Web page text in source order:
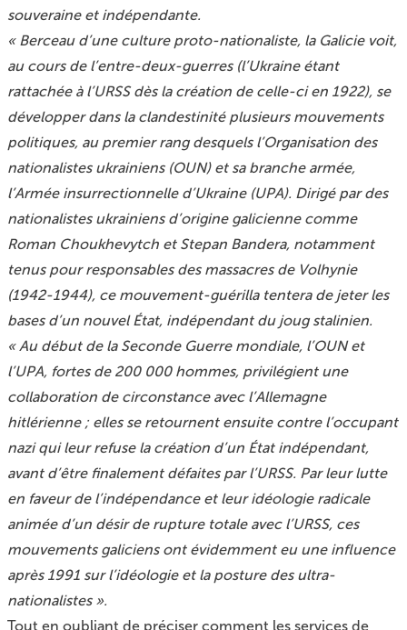
souveraine et indépendante.
« Berceau d’une culture proto-nationaliste, la Galicie voit,
au cours de l’entre-deux-guerres (l’Ukraine étant
rattachée à l’URSS dès la création de celle-ci en 1922), se
développer dans la clandestinité plusieurs mouvements
politiques, au premier rang desquels l’Organisation des
nationalistes ukrainiens (OUN) et sa branche armée,
l’Armée insurrectionnelle d’Ukraine (UPA). Dirigé par des
nationalistes ukrainiens d’origine galicienne comme
Roman Choukhevytch et Stepan Bandera, notamment
tenus pour responsables des massacres de Volhynie
(1942-1944), ce mouvement-guérilla tentera de jeter les
bases d’un nouvel État, indépendant du joug stalinien.
« Au début de la Seconde Guerre mondiale, l’OUN et
l’UPA, fortes de 200 000 hommes, privilégient une
collaboration de circonstance avec l’Allemagne
hitlérienne ; elles se retournent ensuite contre l’occupant
nazi qui leur refuse la création d’un État indépendant,
avant d’être finalement défaites par l’URSS. Par leur lutte
en faveur de l’indépendance et leur idéologie radicale
animée d’un désir de rupture totale avec l’URSS, ces
mouvements galiciens ont évidemment eu une influence
après 1991 sur l’idéologie et la posture des ultra-
nationalistes ».
Tout en oubliant de préciser comment les services de